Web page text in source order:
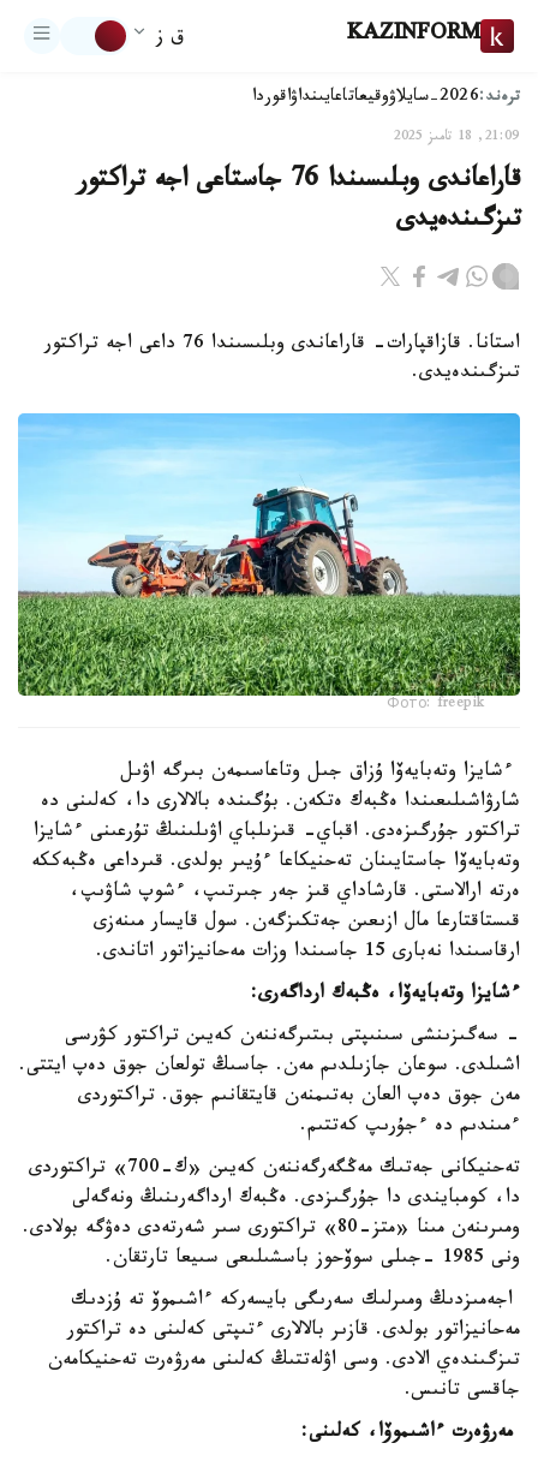
KAZINFORM ق ز
ترەند:2026-سايلاۋ وقيعاتاعايىنداۋاقوردا
21:09, 18 تامىز 2025
قاراعاندى وبلىسىندا 76 جاستاعى اجە تراكتور
تىزگىندەيدى
استانا. قازاقپارات- قاراعاندى وبلىسىندا 76 داعى اجە تراكتور
تىزگىندەيدى.
Фото: freepik
ءشايزا وتەبايەۆا ۇزاق جىل وتاعاسىمەن بىرگە اۋىل
شارۋاشىلىعىندا ەڭبەك ەتكەن. بۇگىندە بالالارى دا، كەلىنى دە
تراكتور جۇرگىزەدى. اقباي- قىزىلباي اۋىلىنىڭ تۇرعىنى ءشايزا
وتەبايەۆا جاستايىنان تەحنيكاعا ءۇيىر بولدى. قىرداعى ەڭبەككە
ەرتە ارالاستى. قارشاداي قىز جەر جىرتىپ، ءشوپ شاۋىپ،
قىستاقتارعا مال ازىعىن جەتكىزگەن. سول قايسار مىنەزى
ارقاسىندا نەبارى 15 جاسىندا وزات مەحانيزاتور اتاندى.
ءشايزا وتەبايەۆا، ەڭبەك ارداگەرى:
- سەگىزىنشى سىنىپتى بىتىرگەننەن كەيىن تراكتور كۋرسى
اشىلدى. سوعان جازىلدىم مەن. جاسىڭ تولعان جوق دەپ ايتتى.
مەن جوق دەپ العان بەتىمنەن قايتقانىم جوق. تراكتوردى
ءمىندىم دە ءجۇرىپ كەتتىم.
تەحنيكانى جەتىك مەڭگەرگەننەن كەيىن «ك-700» تراكتوردى
دا، كومبايندى دا جۇرگىزدى. ەڭبەك ارداگەرىنىڭ ونەگەلى
ومىرىنەن مىنا «متز-80» تراكتورى سىر شەرتەدى دەۋگە بولادى.
ونى 1985 -جىلى سوۆحوز باسشىلىعى سىيعا تارتقان.
اجەمىزدىڭ ومىرلىك سەرىگى بايسەركە ءاشىموۆ تە ۇزدىك
مەحانيزاتور بولدى. قازىر بالالارى ءتىپتى كەلىنى دە تراكتور
تىزگىندەي الادى. وسى اۋلەتتىڭ كەلىنى مەرۋەرت تەحنيكامەن
جاقسى تانىس.
مەرۋەرت ءاشىموۆا، كەلىنى: